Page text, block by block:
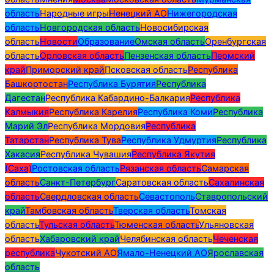
областьНародные игрыНенецкий АОНижегородская
областьНовгородская областьНовосибирская
областьНовостиОбразованиеОмская областьОренбургская
областьОрловская областьПензенская областьПермский
крайПриморский крайПсковская областьРеспублика
БашкортостанРеспублика БурятияРеспублика
ДагестанРеспублика Кабардино-БалкарияРеспублика
КалмыкияРеспублика КарелияРеспублика КомиРеспублика
Марий ЭлРеспублика МордовияРеспублика
ТатарстанРеспублика ТуваРеспублика УдмуртияРеспублика
ХакасияРеспублика ЧувашияРеспублика Якутия
(Саха)Ростовская областьРязанская областьСамарская
областьСанкт-ПетербургСаратовская областьСахалинская
областьСвердловская областьСевастопольСтавропольский
крайТамбовская областьТверская областьТомская
областьТульская областьТюменская областьУльяновская
областьХабаровский крайЧелябинская областьЧеченская
республикаЧукотский АОЯмало-Ненецкий АОЯрославская
область